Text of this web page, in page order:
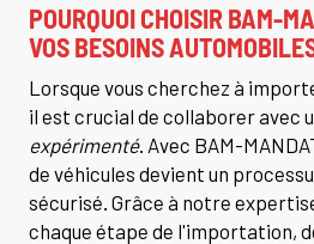
POURQUOI CHOISIR BAM-
VOS BESOINS
Lorsque vous cherchez à
il est crucial de collaborer avec
expérimenté. Avec BAM-
de véhicules devient un
sécurisé. Grâce à notre
chaque étape de l'importation,